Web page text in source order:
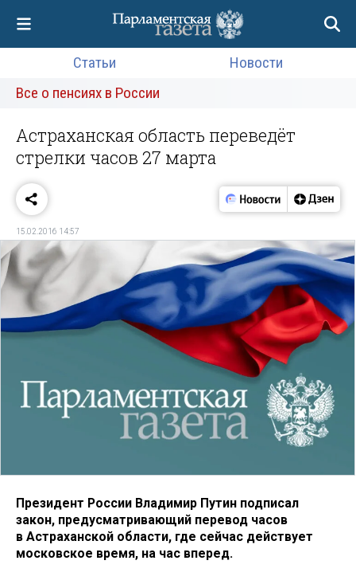
Статьи
Новости
Все о пенсиях в России
Астраханская область переведёт
стрелки часов 27 марта
15.02.2016 14:57
Президент России Владимир Путин подписал
закон, предусматривающий перевод часов
в Астраханской области, где сейчас действует
московское время, на час вперед.